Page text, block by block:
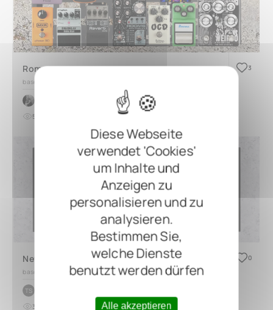
Diese Webseite
verwendet 'Cookies'
um Inhalte und
Anzeigen zu
personalisieren und zu
analysieren.
Bestimmen Sie,
welche Dienste
benutzt werden dürfen
Alle akzeptieren
Roman
based on
5
3
New Pedal Board
based on DUO 2.0
TS
3 vor 10 Monaten
0